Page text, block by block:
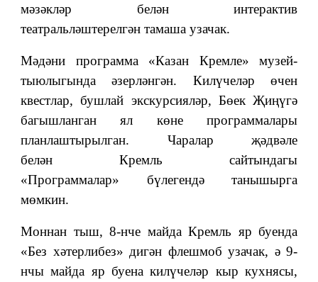
мәзәкләр белән интерактив
театральләштерелгән тамаша узачак.
Мәдәни программа «Казан Кремле» музей-
тыюлыгында әзерләнгән. Килүчеләр өчен
квестлар, бушлай экскурсияләр, Бөек Җиңүгә
багышланган ял көне программалары
планлаштырылган. Чаралар җәдвәле
белән Кремль сайтындагы
«Программалар» бүлегендә танышырга
мөмкин.
Моннан тыш, 8-нче майда Кремль яр буенда
«Без хәтерлибез» дигән флешмоб узачак, ә 9-
нчы майда яр буена килүчеләр кыр кухнясы,